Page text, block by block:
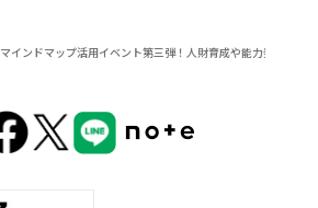
マインドマップ活用イベント第三弾！人財育成や能力発揮サポ